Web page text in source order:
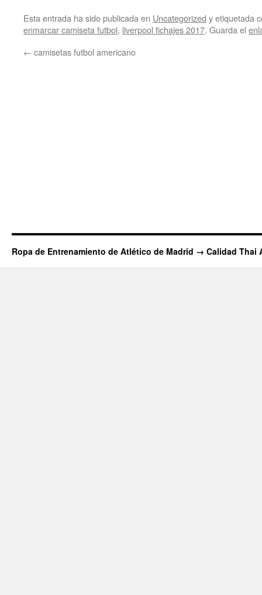
Esta entrada ha sido publicada en Uncategorized y etiquetada
enmarcar camiseta futbol, liverpool fichajes 2017. Guarda el
← camisetas futbol americano
Ropa de Entrenamiento de Atlético de Madrid → Calidad Thai